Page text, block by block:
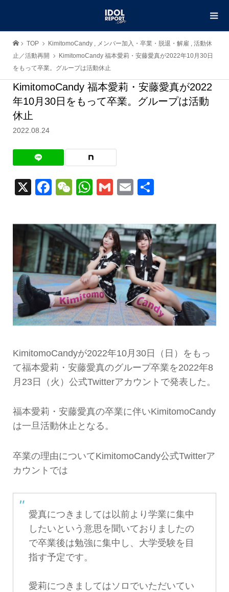
TOP KimitomoCandy , メンバー加入・卒業・脱退・解雇 , 活動休
止／活動再開
KimitomoCandy 福本愛莉・安藤愛真が2022年10月30日
をもって卒業。グループは活動休止
KimitomoCandy 福本愛莉・安藤愛真が2022
年10月30日をもって卒業。グループは活動
休止
2022.08.24
X Facebook
WeChat
WhatsApp
GmailEmail
KimitomoCandyが2022年10月30日（日）をもっ
て福本愛莉・安藤愛真のグループ卒業を2022年8
月23日（火）公式Twitterアカウントで発表した。
福本愛莉・安藤愛真の卒業に伴いKimitomoCandy
は一旦活動休止となる。
卒業の理由についてKimitomoCandy公式Twitterア
カウントでは
愛真につきましては以前より学業に集中
したいという意思を聞いておりましたの
で卒業後は勉強に集中し、大学受験を目
指す予定です。
愛莉につきましてはソロでいただいてい